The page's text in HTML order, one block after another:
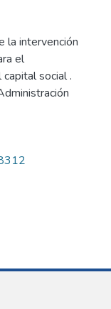
la intervención
el
social .